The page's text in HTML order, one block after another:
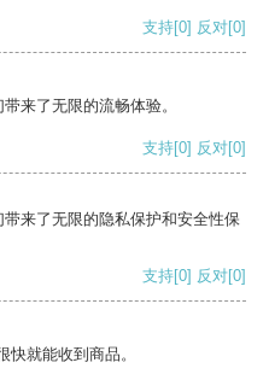
支持[0] 反对[0]
来了无限的流畅体验。
支持[0] 反对[0]
来了无限的隐私保护和安全性保
支持[0] 反对[0]
就能收到商品。